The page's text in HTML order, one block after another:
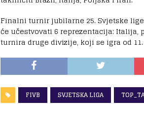
Finalni turnir jubilarne 25. Svjetske
će učestvovati 6 reprezentacija: Italija,
turnira druge divizije, koji se igra od
FIVB SVJETSKA LIGA